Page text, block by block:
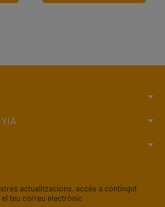
arrow_drop_down
arrow_drop_down
arrow_drop_down
actualitzacions, accés a contingut
el teu correu electrònic